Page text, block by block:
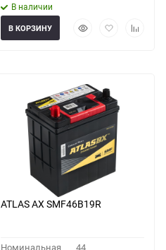
В наличии
БыстрыйДобавитьДобавить
В КОРЗИНУ
ATLAS AX SMF46B19R